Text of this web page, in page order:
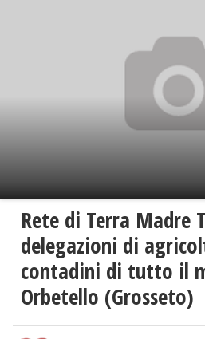
Rete di Terra Madre
delegazioni di
contadini di tutto il
Orbetello (Grosseto)